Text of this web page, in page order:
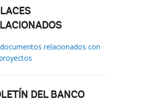
relacionados con
DEL BANCO